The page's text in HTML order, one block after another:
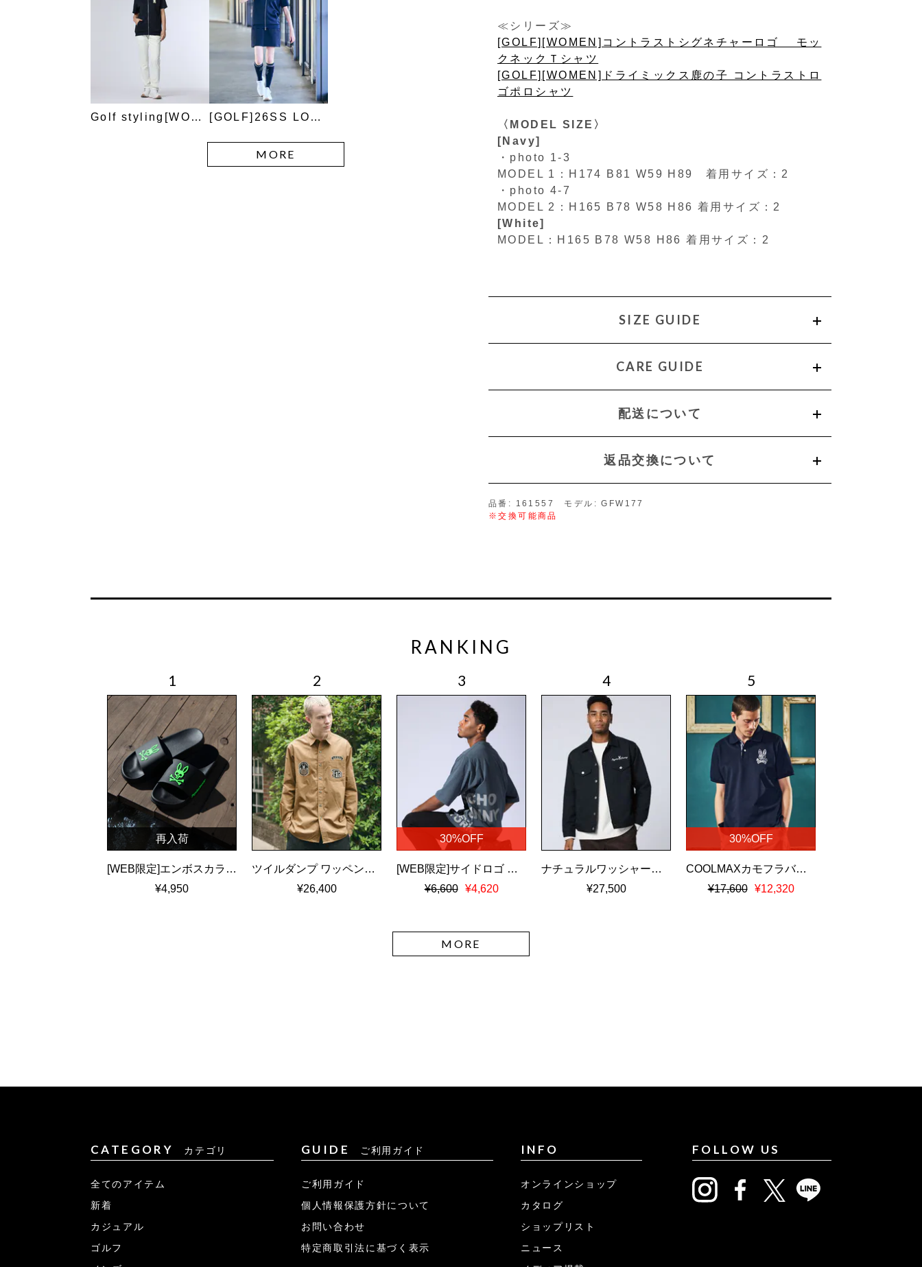
≪シリーズ≫
[GOLF][WOMEN]コントラストシグネチャーロゴ モッ
クネックＴシャツ
[GOLF][WOMEN]ドライミックス鹿の子 コントラストロ
ゴポロシャツ
〈MODEL SIZE〉
[Navy]
・photo 1-3
MODEL 1：H174 B81 W59 H89 着用サイズ：2
・photo 4-7
MODEL 2：H165 B78 W58 H86 着用サイズ：2
[White]
MODEL：H165 B78 W58 H86 着用サイズ：2
SIZE GUIDE
CARE GUIDE
配送について
返品交換について
品番: 161557 モデル: GFW177
※交換可能商品
Golf styling[WOMEN] [GOLF]26SS LOOK
MORE
RANKING
再入荷
[WEB限定]エンボスカラーロゴ シャワーサンダル
¥4,950
ツイルダンプ ワッペン刺繍ワッシャーシャツ
¥26,400
30%OFF
[WEB限定]サイドロゴ ビッグシルエット Tシャツ
¥6,600
¥4,620
ナチュラルワッシャーツイル トラッカージャケット
¥27,500
30%OFF
COOLMAXカモフラバニー鹿の子ポロシャツ
¥17,600
¥12,320
MORE
CATEGORY カテゴリ
全てのアイテム
新着
カジュアル
ゴルフ
GUIDE ご利用ガイド
ご利用ガイド
個人情報保護方針について
お問い合わせ
特定商取引法に基づく表示
INFO
オンラインショップ
カタログ
ショップリスト
ニュース
FOLLOW US